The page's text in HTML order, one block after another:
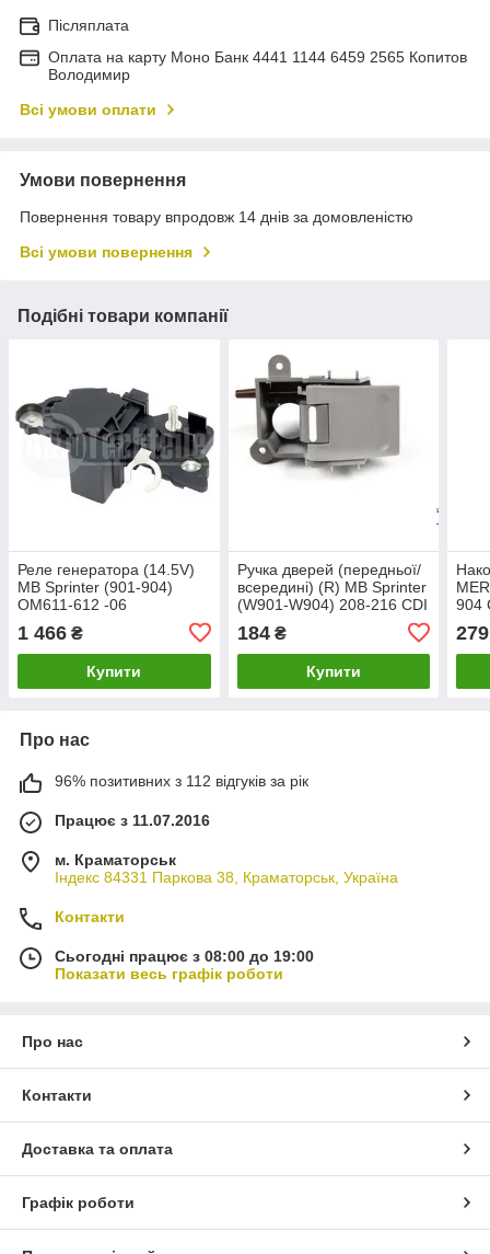
Післяплата
Оплата на карту Моно Банк 4441 1144 6459 2565 Копитов
Володимир
Всі умови оплати
Умови повернення
Повернення товару впродовж 14 днів за домовленістю
Всі умови повернення
Подібні товари компанії
Реле генератора (14.5V)
MB Sprinter (901-904)
OM611-612 -06
1 466 ₴
Купити
Ручка дверей (передньої/
всередині) (R) MB Sprinter
(W901-W904) 208-216 CDI
184₴
Купити
904
279
Про нас
96% позитивних з 112 відгуків за рік
Працює з 11.07.2016
м. Краматорськ
Індекс 84331 Паркова 38, Краматорськ, Україна
Контакти
Сьогодні працює з 08:00 до 19:00
Показати весь графік роботи
Про нас
Контакти
Доставка та оплата
Графік роботи